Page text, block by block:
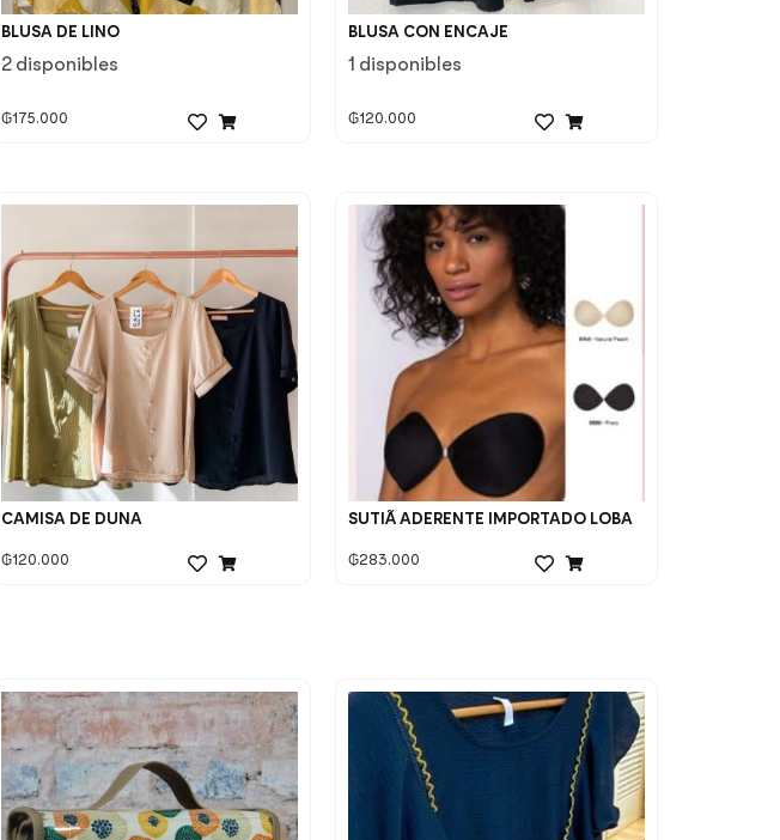
BLUSA DE LINO
2 disponibles
₲175.000
BLUSA CON ENCAJE
1 disponibles
₲120.000
CAMISA DE DUNA
₲120.000
SUTIÃ ADERENTE IMPORTADO LOBA
₲283.000